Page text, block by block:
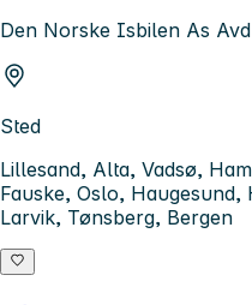
Den Norske Isbilen As
Sted
Lillesand, Alta, Vadsø,
Fauske, Oslo,
Larvik, Tønsberg, Bergen